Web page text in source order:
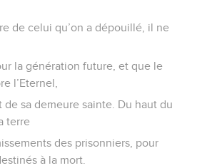
de celui qu’on a dépouillé, il ne
la génération future, et que le
l’Eternel,
de sa demeure sainte. Du haut du
terre
des prisonniers, pour
à la mort.